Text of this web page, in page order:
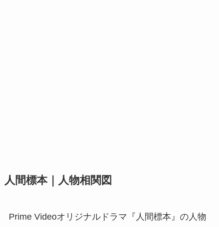
人間標本｜人物相関図
Prime Videoオリジナルドラマ『人間標本』の人物